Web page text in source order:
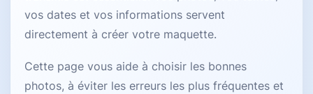
vos dates et vos informations servent
directement à créer votre maquette.
Cette page vous aide à choisir les bonnes
photos, à éviter les erreurs les plus fréquentes et